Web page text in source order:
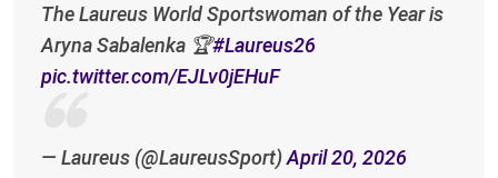
The Laureus World Sportswoman of the Year is
Aryna Sabalenka 🏆#Laureus26
pic.twitter.com/EJLv0jEHuF
— Laureus (@LaureusSport) April 20, 2026